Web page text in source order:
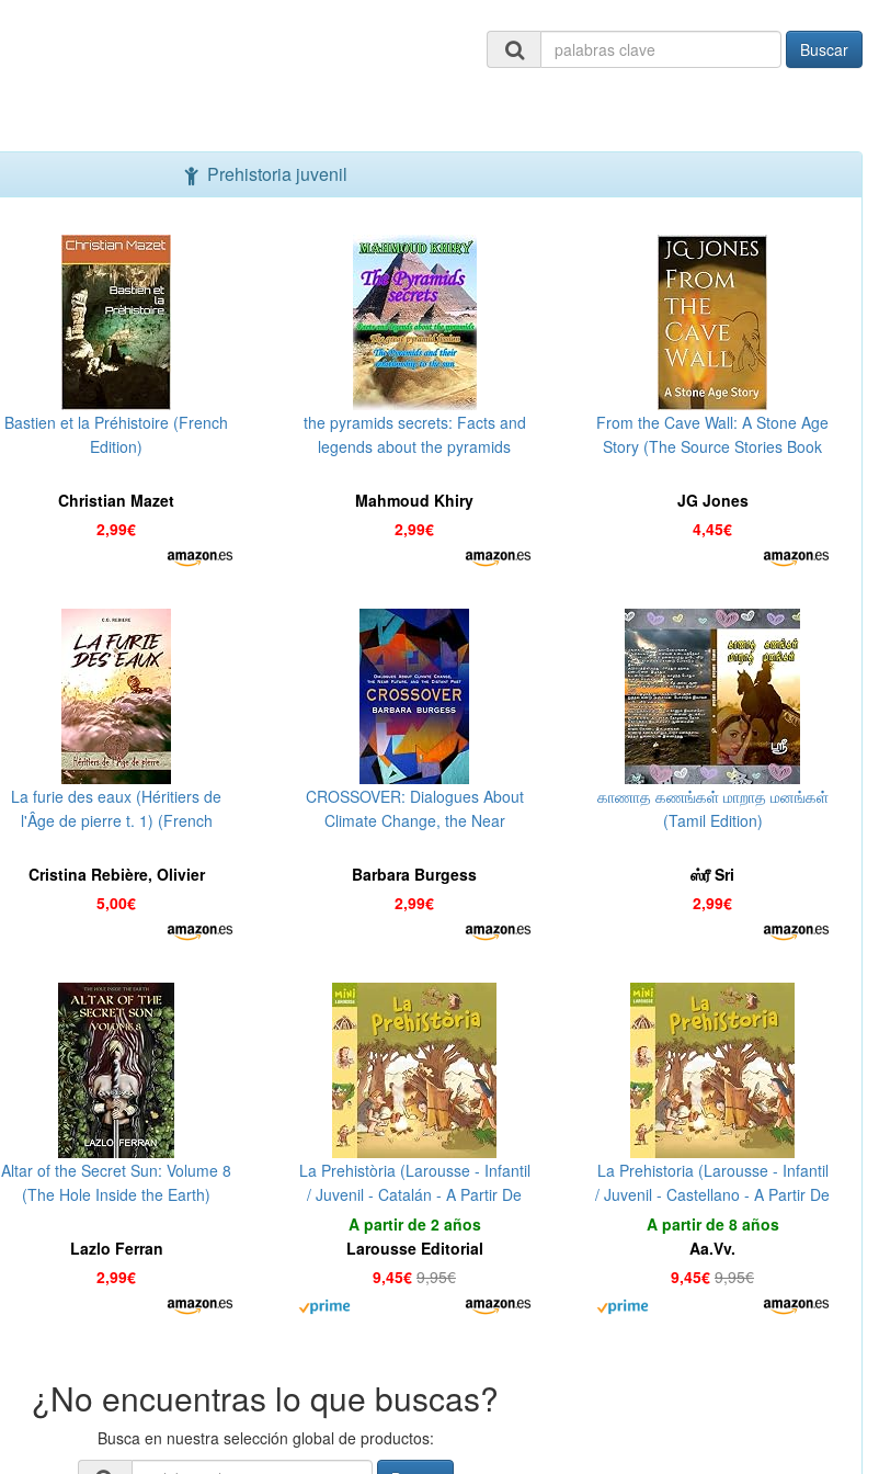
Buscar
Prehistoria juvenil
Bastien et la Préhistoire (French
Edition)
Christian Mazet
2,99€
the pyramids secrets: Facts and
legends about the pyramids
Mahmoud Khiry
2,99€
From the Cave Wall: A Stone Age
Story (The Source Stories Book
JG Jones
4,45€
La furie des eaux (Héritiers de
l'Âge de pierre t. 1) (French
Cristina Rebière, Olivier
Rebiere
5,00€
CROSSOVER: Dialogues About
Climate Change, the Near
Cacouna Saga Book 3) (English
Edition)
Barbara Burgess
2,99€
காணாத கணங்கள் மாறாத மனங்கள்
(Tamil Edition)
ஸ்ரீ Sri
2,99€
Altar of the Secret Sun: Volume 8
(The Hole Inside the Earth)
Lazlo Ferran
2,99€
La Prehistòria (Larousse - Infantil
/ Juvenil - Catalán - A Partir De
5/6 Años - Col.Lecció Mini
Larousse)
A partir de 2 años
Larousse Editorial
9,45€ 9,95€
La Prehistoria (Larousse - Infantil
/ Juvenil - Castellano - A Partir De
5/6 Años - Colección Mini
Larousse)
A partir de 8 años
Aa.Vv.
9,45€ 9,95€
¿No encuentras lo que buscas?
Busca en nuestra selección global de productos: